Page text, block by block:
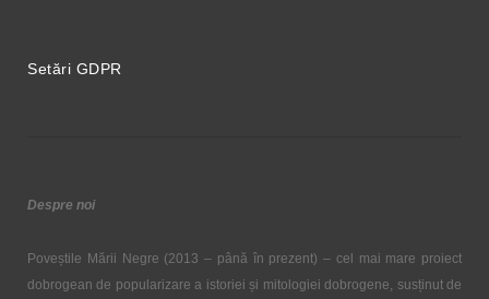
Setări GDPR
Despre noi
Poveștile Mării Negre (2013 – până în prezent) – cel mai mare proiect
dobrogean de popularizare a istoriei și mitologiei dobrogene, susținut de